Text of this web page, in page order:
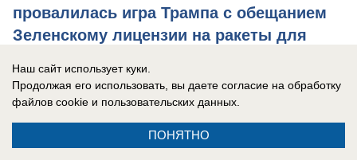
провалилась игра Трампа с обещанием
Зеленскому лицензии на ракеты для
Президент США и американские компании
прекрасно понимают, что современная Украина
не способна ничего создавать, нужен новый ...
Наш сайт использует куки.
Продолжая его использовать, вы даете согласие на обработку
файлов cookie и пользовательских данных.
ПОНЯТНО